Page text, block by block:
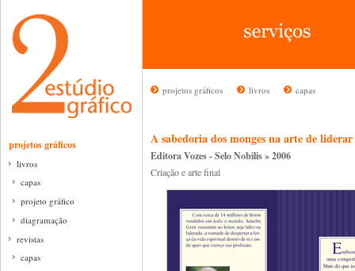
projetos gráficos
livros
capas
projeto gráfico
diagramação
revistas
capas
projetos gráficos livros capas
A sabedoria dos monges na arte de
Editora Vozes - Selo Nobilis » 2006
Criação e arte final